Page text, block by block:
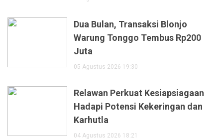
Dua Bulan, Transaksi Blonjo
Warung Tonggo Tembus Rp200
Juta
05 Agustus 2026 19:30
Relawan Perkuat Kesiapsiagaan
Hadapi Potensi Kekeringan dan
Karhutla
04 Agustus 2026 18:21